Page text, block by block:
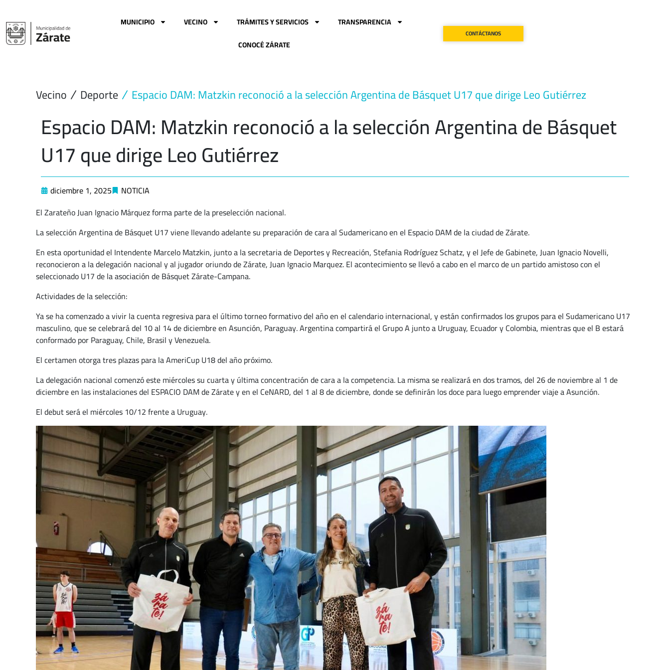
contenido
MUNICIPIO VECINO TRÁMITES Y SERVICIOS
TRANSPARENCIA
CONOCÉ ZÁRATE
CONTÁCTANOS
Vecino Deporte Espacio DAM: Matzkin reconoció a la selección Argentina de Básquet U17 que dirige Leo Gutiérrez
Espacio DAM: Matzkin reconoció a la selección Argentina de Básquet
U17 que dirige Leo Gutiérrez
diciembre 1, 2025
NOTICIA
El Zarateño Juan Ignacio Márquez forma parte de la preselección nacional.
La selección Argentina de Básquet U17 viene llevando adelante su preparación de cara al Sudamericano en el Espacio DAM de la ciudad de Zárate.
En esta oportunidad el Intendente Marcelo Matzkin, junto a la secretaria de Deportes y Recreación, Stefania Rodríguez Schatz, y el Jefe de Gabinete, Juan Ignacio Novelli,
reconocieron a la delegación nacional y al jugador oriundo de Zárate, Juan Ignacio Marquez. El acontecimiento se llevó a cabo en el marco de un partido amistoso con el
seleccionado U17 de la asociación de Básquet Zárate-Campana.
Actividades de la selección:
Ya se ha comenzado a vivir la cuenta regresiva para el último torneo formativo del año en el calendario internacional, y están confirmados los grupos para el Sudamericano U17
masculino, que se celebrará del 10 al 14 de diciembre en Asunción, Paraguay. Argentina compartirá el Grupo A junto a Uruguay, Ecuador y Colombia, mientras que el B estará
conformado por Paraguay, Chile, Brasil y Venezuela.
El certamen otorga tres plazas para la AmeriCup U18 del año próximo.
La delegación nacional comenzó este miércoles su cuarta y última concentración de cara a la competencia. La misma se realizará en dos tramos, del 26 de noviembre al 1 de
diciembre en las instalaciones del ESPACIO DAM de Zárate y en el CeNARD, del 1 al 8 de diciembre, donde se definirán los doce para luego emprender viaje a Asunción.
El debut será el miércoles 10/12 frente a Uruguay.